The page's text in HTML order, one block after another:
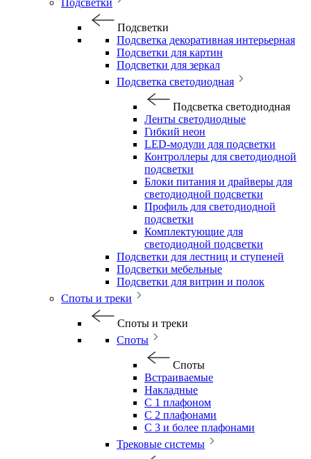
Подсветки
Подсветки
Подсветка декоративная интерьерная
Подсветки для картин
Подсветки для зеркал
Подсветка светодиодная
Подсветка светодиодная
Ленты светодиодные
Гибкий неон
LED-модули для подсветки
Контроллеры для светодиодной
подсветки
Блоки питания и драйверы для
светодиодной подсветки
Профиль для светодиодной
подсветки
Комплектующие для
светодиодной подсветки
Подсветки для лестниц и ступеней
Подсветки мебельные
Подсветки для витрин и полок
Споты и треки
Споты и треки
Споты
Споты
Встраиваемые
Накладные
С 1 плафоном
С 2 плафонами
С 3 и более плафонами
Трековые системы